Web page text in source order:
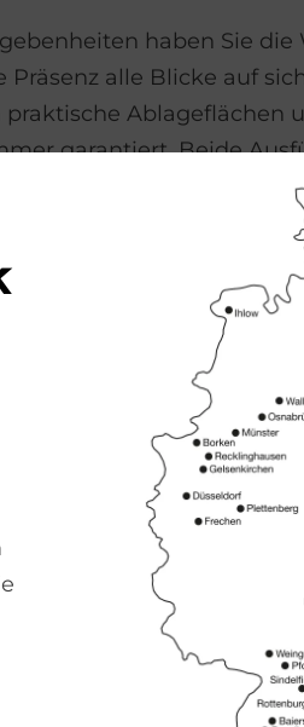
haben Sie
alle Blicke auf
garantiert. Beide